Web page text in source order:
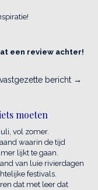
een review achter!
bericht →
moeten
vol zomer.
waarin de tijd
lijkt te gaan.
van luie rivierdagen
festivals.
dat met leer dat